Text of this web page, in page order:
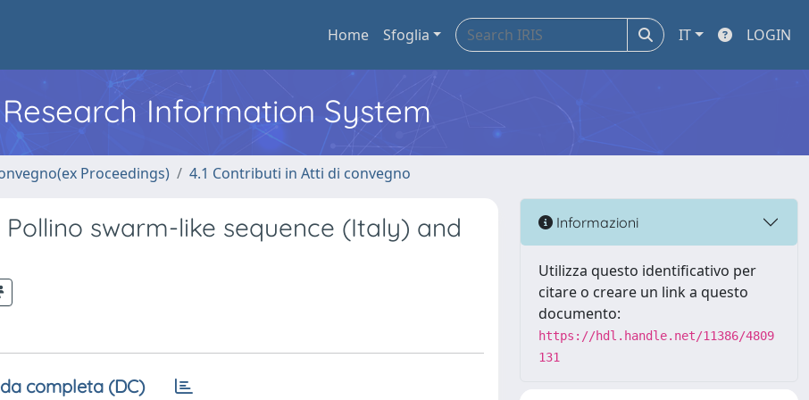
Home Sfoglia IT LOGIN
Information System
Proceedings) 4.1 Contributi in Atti di convegno
swarm-like sequence (Italy) and
completa (DC)
Informazioni
Utilizza questo identificativo per
citare o creare un link a questo
documento:
https://hdl.handle.net/11386/4809
131